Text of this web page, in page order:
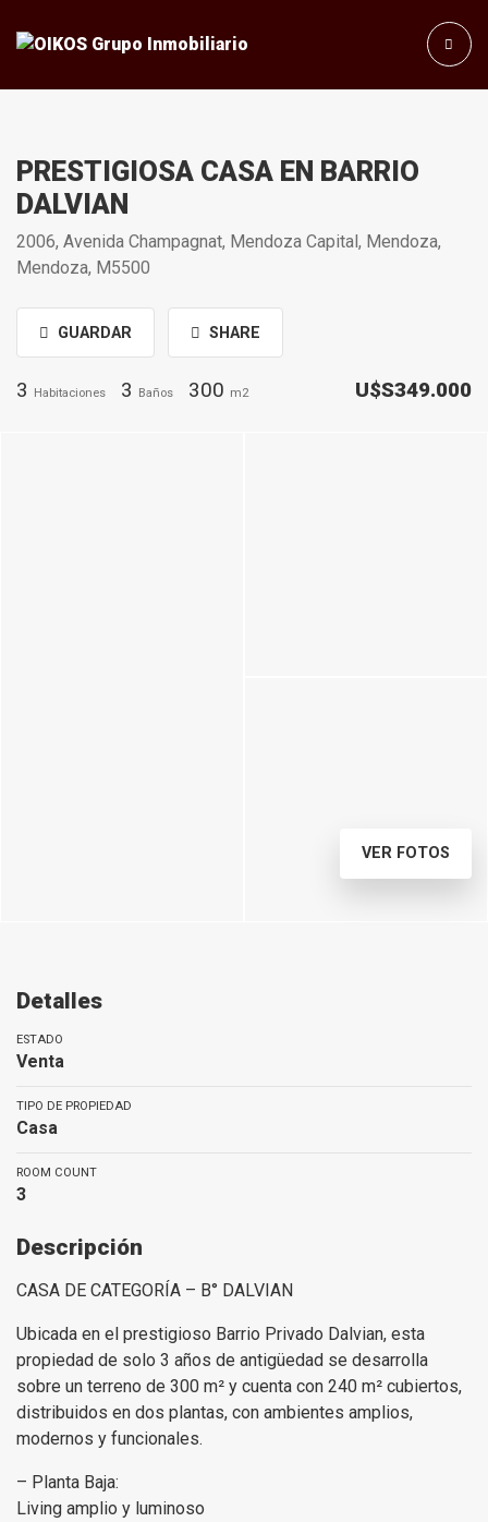
PRESTIGIOSA CASA EN BARRIO
DALVIAN
2006, Avenida Champagnat, Mendoza Capital, Mendoza,
Mendoza, M5500
GUARDAR SHARE
3 Habitaciones 3 Baños 300 m2 U$S349.000
VER FOTOS
Detalles
ESTADO
Venta
TIPO DE PROPIEDAD
Casa
ROOM COUNT
3
Descripción
CASA DE CATEGORÍA – B° DALVIAN
Ubicada en el prestigioso Barrio Privado Dalvian, esta
propiedad de solo 3 años de antigüedad se desarrolla
sobre un terreno de 300 m² y cuenta con 240 m² cubiertos,
distribuidos en dos plantas, con ambientes amplios,
modernos y funcionales.
– Planta Baja:
Living amplio y luminoso